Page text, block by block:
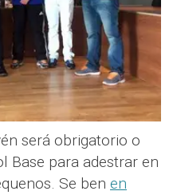
será obrigatorio o
Base para adestrar en
Se ben en